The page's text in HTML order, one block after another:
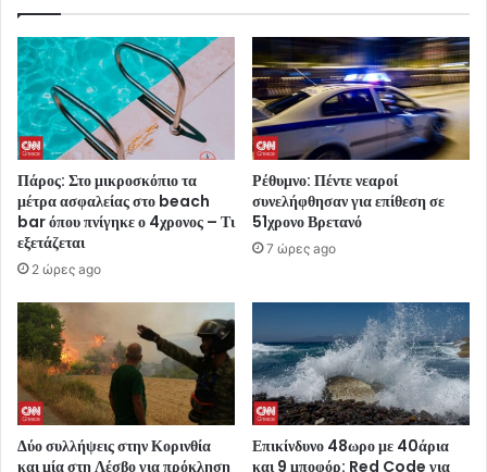
Πάρος: Στο μικροσκόπιο τα
μέτρα ασφαλείας στο beach
bar όπου πνίγηκε ο 4χρονος – Τι
εξετάζεται
2 ώρες ago
Ρέθυμνο: Πέντε νεαροί
συνελήφθησαν για επίθεση σε
51χρονο Βρετανό
7 ώρες ago
Δύο συλλήψεις στην Κορινθία
και μία στη Λέσβο για πρόκληση
Επικίνδυνο 48ωρο με 40άρια
και 9 μποφόρ: Red Code για